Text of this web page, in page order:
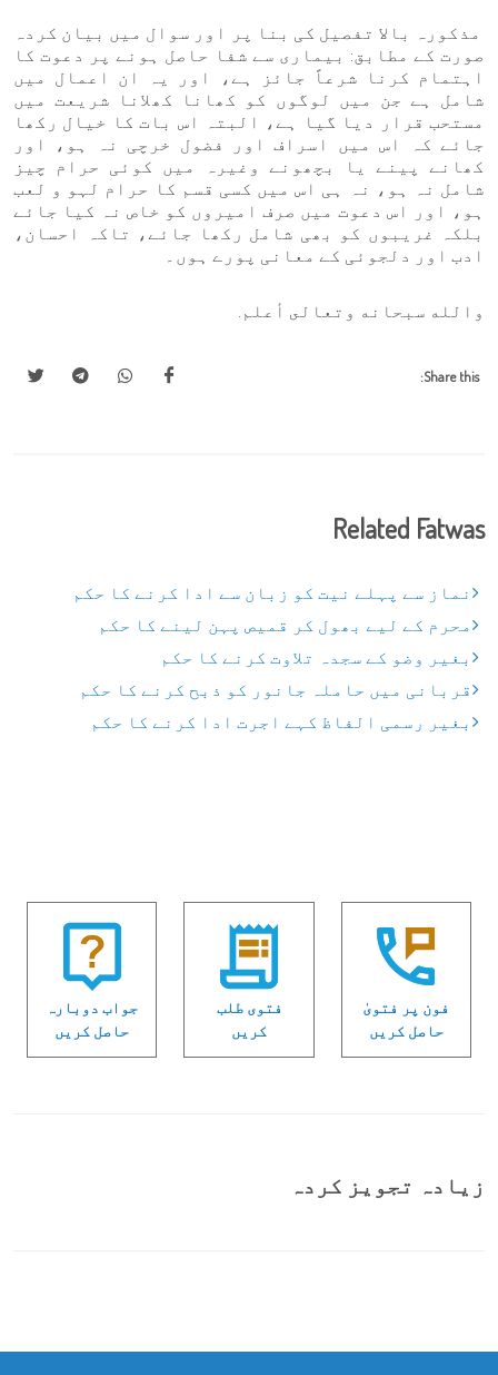
مذکورہ بالا تفصیل کی بنا پر اور سوال میں بیان کردہ
صورت کے مطابق: بیماری سے شفا حاصل ہونے پر دعوت کا
اہتمام کرنا شرعاً جائز ہے، اور یہ ان اعمال میں
شامل ہے جن میں لوگوں کو کھانا کھلانا شریعت میں
مستحب قرار دیا گیا ہے، البتہ اس بات کا خیال رکھا
جائے کہ اس میں اسراف اور فضول خرچی نہ ہو، اور
کھانے پینے یا بچھونے وغیرہ میں کوئی حرام چیز
شامل نہ ہو، نہ ہی اس میں کسی قسم کا حرام لہو و لعب
ہو، اور اس دعوت میں صرف امیروں کو خاص نہ کیا جائے
بلکہ غریبوں کو بھی شامل رکھا جائے، تاکہ احسان،
ادب اور دلجوئی کے معانی پورے ہوں۔
والله سبحانه وتعالى أعلم.
Share this:
Related Fatwas
نماز سے پہلے نیت کو زبان سے ادا کرنے کا حکم
محرم کے لیے بھول کر قمیص پہن لینے کا حکم
بغیر وضو کے سجدہ تلاوت کرنے کا حکم
قربانی میں حاملہ جانور کو ذبح کرنے کا حکم
بغیر رسمی الفاظ کہے اجرت ادا کرنے کا حکم
فون پر فتویٰ
حاصل کریں
فتوی طلب
کریں
جواب دوبارہ
حاصل کریں
زیادہ تجویز کردہ